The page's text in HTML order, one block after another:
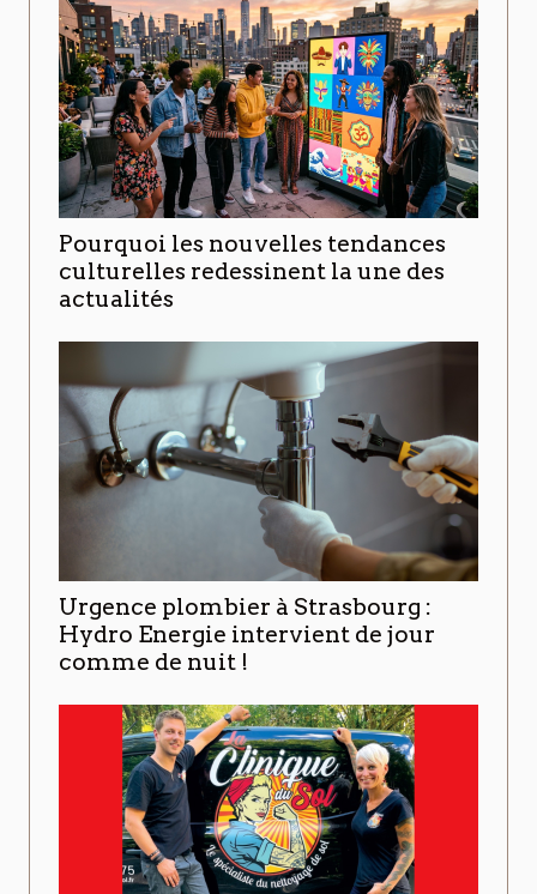
Pourquoi les nouvelles tendances
culturelles redessinent la une des
actualités
Urgence plombier à Strasbourg :
Hydro Energie intervient de jour
comme de nuit !